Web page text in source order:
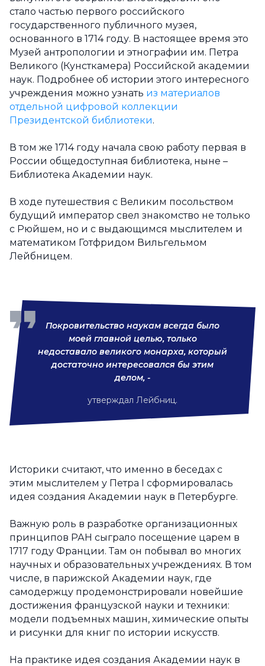
стало частью первого российского
государственного публичного музея,
основанного в 1714 году. В настоящее время это
Музей антропологии и этнографии им. Петра
Великого (Кунсткамера) Российской академии
наук. Подробнее об истории этого интересного
учреждения можно узнать из материалов
отдельной цифровой коллекции
Президентской библиотеки.
В том же 1714 году начала свою работу первая в
России общедоступная библиотека, ныне –
Библиотека Академии наук.
В ходе путешествия с Великим посольством
будущий император свел знакомство не только
с Рюйшем, но и с выдающимся мыслителем и
математиком Готфридом Вильгельмом
Лейбницем.
Покровительство наукам всегда было
моей главной целью, только
недоставало великого монарха, который
достаточно интересовался бы этим
делом, -
утверждал Лейбниц.
Историки считают, что именно в беседах с
этим мыслителем у Петра I сформировалась
идея создания Академии наук в Петербурге.
Важную роль в разработке организационных
принципов РАН сыграло посещение царем в
1717 году Франции. Там он побывал во многих
научных и образовательных учреждениях. В том
числе, в парижской Академии наук, где
самодержцу продемонстрировали новейшие
достижения французской науки и техники:
модели подъемных машин, химические опыты
и рисунки для книг по истории искусств.
На практике идея создания Академии наук в